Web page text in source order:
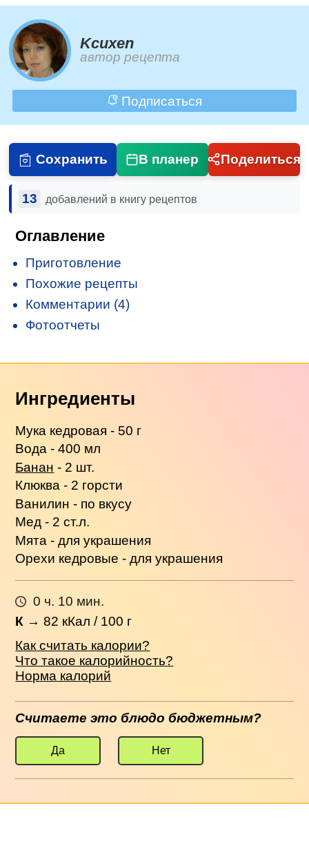
Kcuxen
автор рецепта
Подписаться
Сохранить В планер Поделиться
13 добавлений в книгу рецептов
Оглавление
Приготовление
Похожие рецепты
Комментарии (4)
Фотоотчеты
Ингредиенты
Мука кедровая - 50 г
Вода - 400 мл
Банан - 2 шт.
Клюква - 2 горсти
Ванилин - по вкусу
Мед - 2 ст.л.
Мята - для украшения
Орехи кедровые - для украшения
0 ч. 10 мин.
К →82 кКал / 100 г
Как считать калории?
Что такое калорийность?
Норма калорий
Считаете это блюдо бюджетным?
Да Нет